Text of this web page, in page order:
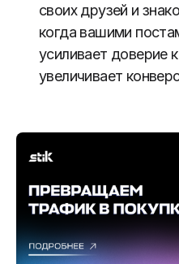
своих друзей и
когда вашими
усиливает доверие
увеличивает